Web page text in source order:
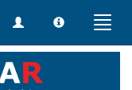
Toggle
Toggle